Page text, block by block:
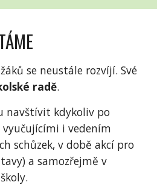
se neustále rozvíjí. Své
radě.
navštívit kdykoliv po
vyučujícími i vedením
schůzek, v době akcí pro
a samozřejmě v